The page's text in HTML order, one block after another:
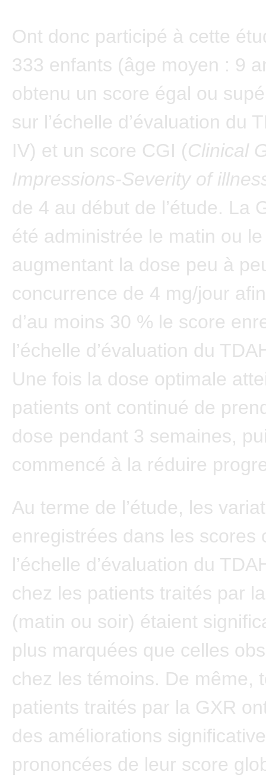
Ont donc participé à cette
333 enfants (âge moyen : 9
obtenu un score égal ou
sur l’échelle d’évaluation du
IV) et un score CGI (Clinical
Impressions-Severity of
de 4 au début de l’étude. La
été administrée le matin ou
augmentant la dose peu à
concurrence de 4 mg/jour
d’au moins 30 % le score
l’échelle d’évaluation du
Une fois la dose optimale
patients ont continué de
dose pendant 3 semaines,
commencé à la réduire
Au terme de l’étude, les
enregistrées dans les scores
l’échelle d’évaluation du
chez les patients traités par
(matin ou soir) étaient
plus marquées que celles
chez les témoins. De même,
patients traités par la GXR
des améliorations
prononcées de leur score